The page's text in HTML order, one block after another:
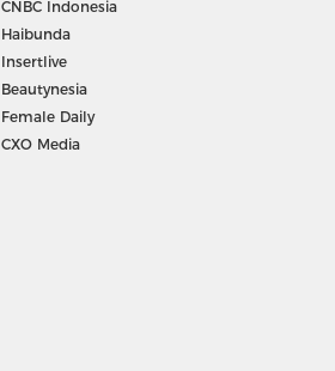
CNBC Indonesia
Haibunda
Insertlive
Beautynesia
Female Daily
CXO Media